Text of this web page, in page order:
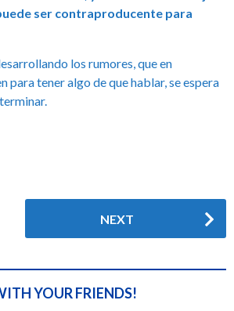
ser contraproducente para
los rumores, que en
para tener algo de que hablar, se espera
NEXT
YOUR FRIENDS!